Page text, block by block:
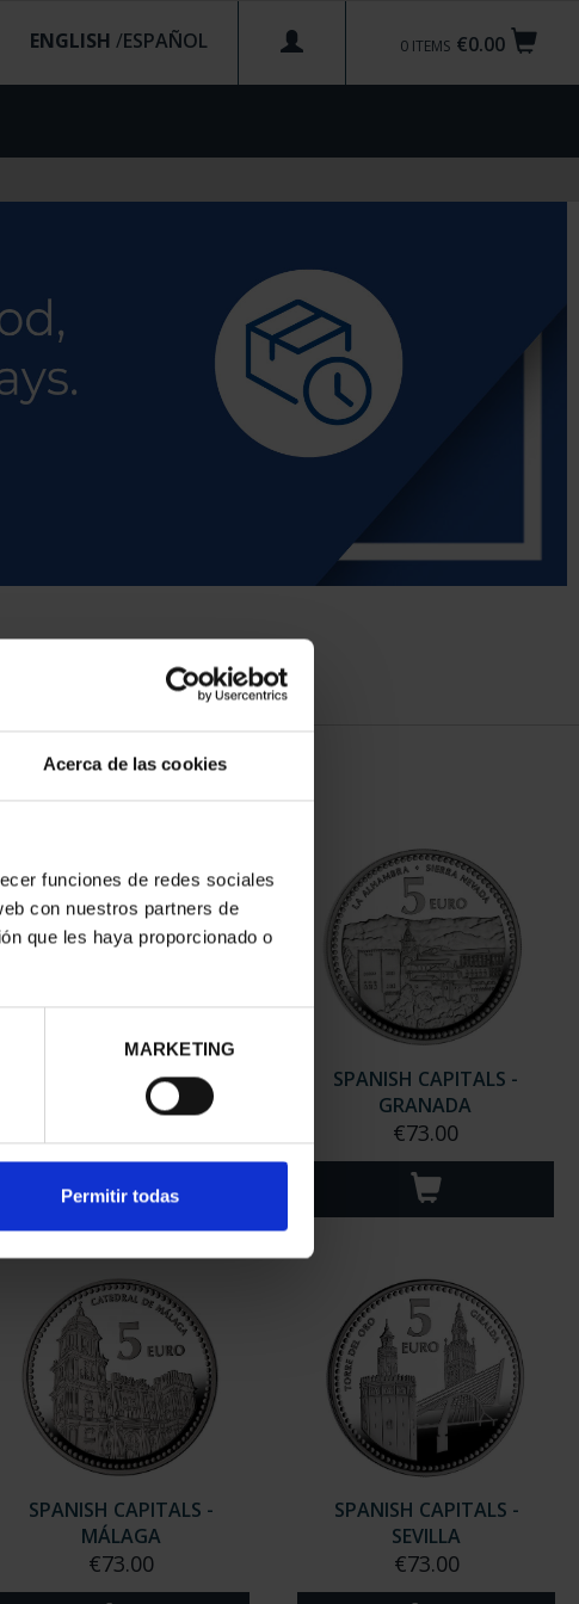
Acerca de las cookies
funciones de redes sociales
con nuestros partners de
que les haya proporcionado o
MARKETING
Permitir todas
€0.00
0 ITEMS
ENGLISH /
SPANISH CAPITALS -
CÓRDOBA
SPANISH CAPITALS -
GRANADA
€73.00
SPANISH CAPITALS -
MÁLAGA
€73.00
SPANISH CAPITALS -
SEVILLA
€73.00